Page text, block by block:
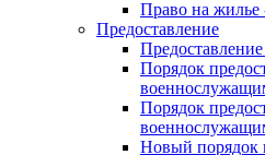
Право на жилье
Предоставление
Порядок
Порядок
Новый порядок